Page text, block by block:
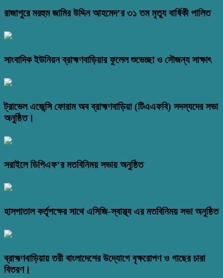
রাজাপুরে মরহুম জামির উদ্দিন আহমেদ’র ৩১ তম মৃত্যু বার্ষিকী পালিত
সাংবাদিক ইউনিয়ন ব্রাহ্মণবাড়িয়ার ফুলেল শুভেচ্ছা ও সৌজন্য সাক্ষাৎ
ট্রাভেল এজেন্সি ফোরাম অব ব্রাহ্মণবাড়িয়া (টিএএফবি) সদস্যদের সভা
অনুষ্ঠিত।
সরাইলে ডিপিএফ’র মতবিনিময় সভায় অনুষ্ঠিত
হাসপাতাল কর্তৃপক্ষের সাথে এসিজি-স্বাস্থ্য এর মতবিনিময় সভা অনুষ্ঠিত
ব্রাহ্মণবাড়িয়ায় তরী বাংলাদেশের উদ্যোগে বৃক্ষরোপণ ও গাছের চারা
বিতরণ।